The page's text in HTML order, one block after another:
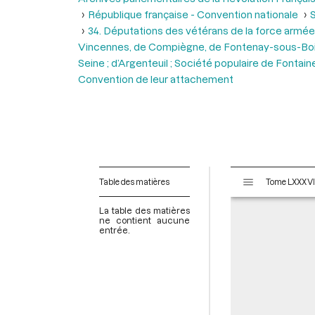
République française - Convention nationale
34. Députations des vétérans de la force
Vincennes, de Compiègne, de Fontenay-sous-
Seine ; d’Argenteuil ; Société populaire de
Convention de leur attachement
Table des matières
La table des matières
ne contient aucune
entrée.
s